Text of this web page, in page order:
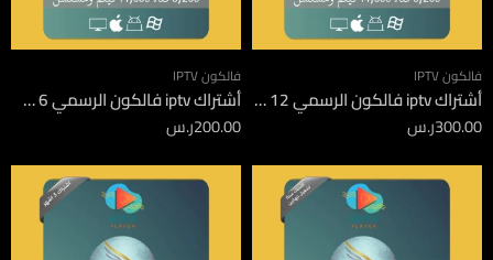
فالكون IPTV
أشتراك iptv فالكون الرسمي 12 شهر
300.00ر.س
فالكون IPTV
أشتراك iptv فالكون الرسمي 6 شهور
200.00ر.س